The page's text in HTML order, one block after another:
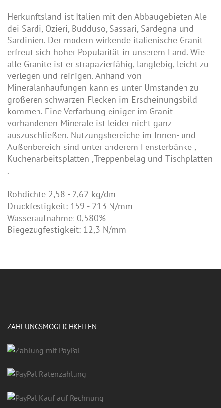
Herkunftsland ist Italien mit den Abbaugebieten Ale
dei Sardi, Ozieri, Budduso, Sassari, Sardegna und
Sardinien. Der modern wirkende italienische Granit
erfreut sich hoher Popularität in unserem Land. Wie
alle Granite ist er strapazierfähig, langlebig, leicht zu
verlegen und reinigen. Anhand von
Mineralanhäufungen kann es unter Umständen zu
größeren schwarzen Flecken im Erscheinungsbild
kommen. Eine Verfärbung einiger im Granit
vorhandenen Minerale ist leider nicht ganz
auszuschließen. Nutzungsbereiche im Innen- und
Außenbereich sind unter anderem Fensterbänke ,
Küchenarbeitsplatten ,Treppenbelag und Tischplatten
.
Rohdichte 2,58 - 2,62 kg/dm
Druckfestigkeit: 159 - 213 N/mm
Wasseraufnahme: 0,580%
Biegezugfestigkeit: 12,3 N/mm
ZAHLUNGSMÖGLICHKEITEN